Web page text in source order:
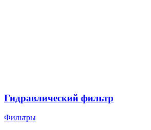
Гидравлический фильтр
Фильтры